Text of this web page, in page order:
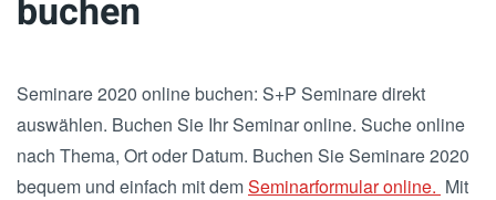
buchen
Seminare 2020 online buchen: S+P Seminare direkt
auswählen. Buchen Sie Ihr Seminar online. Suche online
nach Thema, Ort oder Datum. Buchen Sie Seminare 2020
bequem und einfach mit demSeminarformular online. Mit